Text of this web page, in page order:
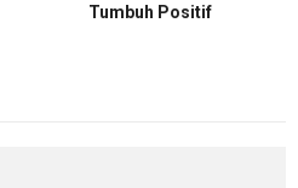
Tumbuh Positif